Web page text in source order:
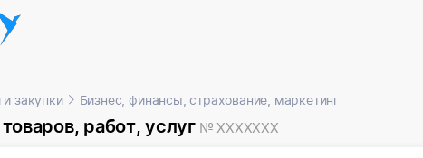
закупки Бизнес, финансы, страхование, маркетинг
работ, услуг № XXXXXXX